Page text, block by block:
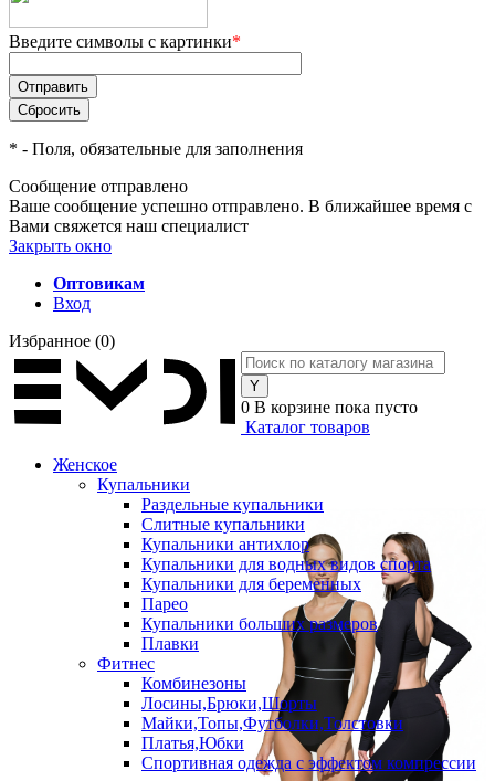
Введите символы с картинки*
* - Поля, обязательные для заполнения
Сообщение отправлено
Ваше сообщение успешно отправлено. В ближайшее время с
Вами свяжется наш специалист
Закрыть окно
Оптовикам
Вход
Избранное (0)
0 В корзине пока пусто
Каталог товаров
Женское
Купальники
Раздельные купальники
Слитные купальники
Купальники антихлор
Купальники для водных видов спорта
Купальники для беременных
Парео
Купальники больших размеров
Плавки
Фитнес
Комбинезоны
Лосины,Брюки,Шорты
Майки,Топы,Футболки,Толстовки
Платья,Юбки
Спортивная одежда с эффектом компрессии